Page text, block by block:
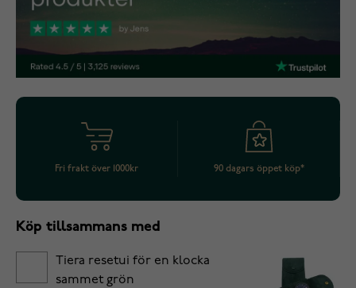
Fri frakt över 1000kr 90 dagars öppet köp*
Köp tillsammans med
Tiera resetui för en klocka
sammet grön